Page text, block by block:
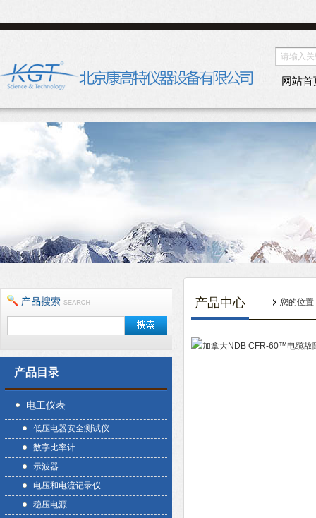
网站首
产品目录
电工仪表
低压电器安全测试仪
数字比率计
示波器
电压和电流记录仪
稳压电源
产品中心 您的位置